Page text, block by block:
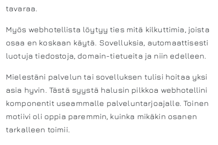
tavaraa.
Myös webhotellista löytyy ties mitä kilkuttimia, joista
osaa en koskaan käytä. Sovelluksia, automaattisesti
luotuja tiedostoja, domain-tietueita ja niin edelleen.
Mielestäni palvelun tai sovelluksen tulisi hoitaa yksi
asia hyvin. Tästä syystä halusin pilkkoa webhotellini
komponentit useammalle palveluntarjoajalle. Toinen
motiivi oli oppia paremmin, kuinka mikäkin osanen
tarkalleen toimii.